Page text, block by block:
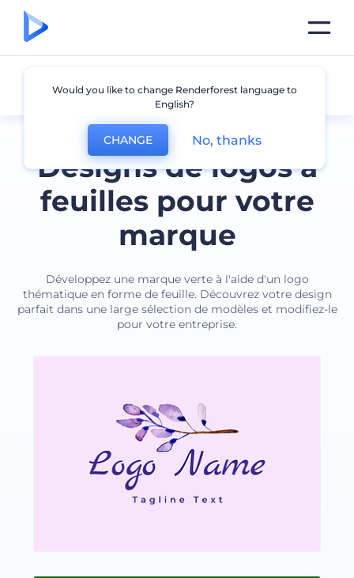
Designs de logos à
feuilles pour votre
marque
Développez une marque verte à l'aide d'un logo
thématique en forme de feuille. Découvrez votre design
parfait dans une large sélection de modèles et modifiez-le
pour votre entreprise.
Feuille
Would you like to change Renderforest language to
English?
CHANGE No, thanks